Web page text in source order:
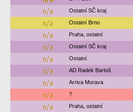
n/a Ostatní SČ kraj
n/a Ostatní Brno
n/a Praha, ostatní
n/a Ostatní SČ kraj
n/a Ostatní
n/a AD Radek Bartoš
n/a Arriva Morava
n/a ?
n/a Praha, ostatní